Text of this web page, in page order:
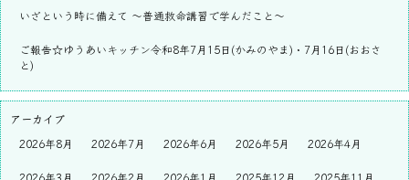
いざという時に備えて ～普通救命講習で学んだこと～
ご報告☆ゆうあいキッチン令和8年7月15日(かみのやま)・7月16日(おおさ
と)
アーカイブ
2026年8月
2026年7月 2026年6月 2026年5月 2026年4月
2026年3月 2026年2月 2026年1月 2025年12月 2025年11月